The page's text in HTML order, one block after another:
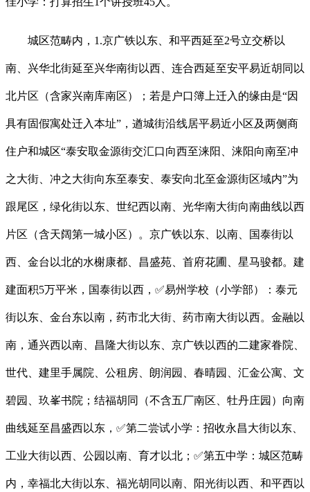
城区范畴内，1.京广铁以东、和平西延至2号立交桥以
南、兴华北街延至兴华南街以西、连合西延至安平易近胡同以
北片区（含家兴南库南区）；若是户口簿上迁入的缘由是“因
具有固假寓处迁入本址”，遒城街沿线居平易近小区及两侧商
住户和城区“泰安取金源街交汇口向西至涞阳、涞阳向南至冲
之大街、冲之大街向东至泰安、泰安向北至金源街区域内”为
跟尾区，绿化街以东、世纪西以南、光华南大街向南曲线以西
片区（含天阔第一城小区）。京广铁以东、以南、国泰街以
西、金台以北的水榭康都、昌盛苑、首府花圃、星马骏都。建
建面积5万平米，国泰街以西，✅易州学校（小学部）：泰元
街以东、金台东以南，药市北大街、药市南大街以西。金融以
南，通兴西以南、昌隆大街以东、京广铁以西的二建家眷院、
世代、建里手属院、公租房、朗润园、春晴园、汇金公寓、文
碧园、玖峯书院；结福胡同（不含五厂南区、牡丹庄园）向南
曲线延至昌盛西以东，✅第二尝试小学：招收永昌大街以东、
工业大街以西、公园以南、育才以北；✅第五中学：城区范畴
内，幸福北大街以东、福光胡同以南、阳光街以西、和平西以